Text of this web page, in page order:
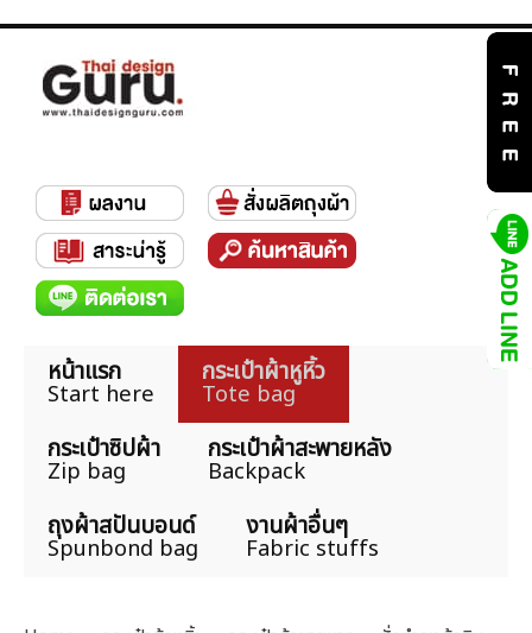
หน้าแรก
Start here
กระเป๋าผ้าหูหิ้ว
Tote bag
กระเป๋าซิปผ้า
Zip bag
กระเป๋าผ้าสะพายหลัง
Backpack
ถุงผ้าสปันบอนด์
Spunbond bag
งานผ้าอื่นๆ
Fabric stuffs